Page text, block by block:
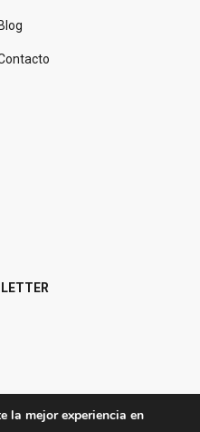
Blog
la mejor experiencia en